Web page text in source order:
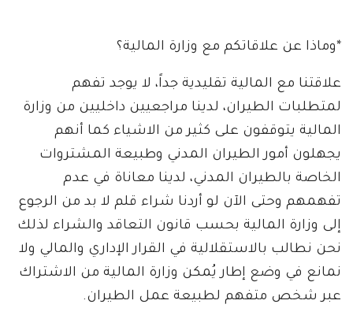
*وماذا عن علاقاتكم مع وزارة المالية؟
علاقتنا مع المالية تقليدية جداً، لا يوجد تفهم
لمتطلبات الطيران، لدينا مراجعيين داخليين من وزارة
المالية يتوقفون على كثير من الاشياء كما أنهم
يجهلون أمور الطيران المدني وطبيعة المشتروات
الخاصة بالطيران المدني، لدينا معاناة في عدم
تفهمهم وحتى الآن لو أردنا شراء قلم لا بد من الرجوع
إلى وزارة المالية بحسب قانون التعاقد والشراء لذلك
نحن نطالب بالاستقلالية في القرار الإداري والمالي ولا
نمانع في وضع إطار يُمكن وزارة المالية من الاشتراك
عبر شخص متفهم لطبيعة عمل الطيران.